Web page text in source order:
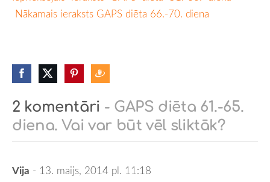
Nākamais ieraksts GAPS diēta 66.-70. diena
2 komentāri - GAPS diēta 61.-65.
diena. Vai var būt vēl sliktāk?
Vija - 13. maijs, 2014 pl. 11:18